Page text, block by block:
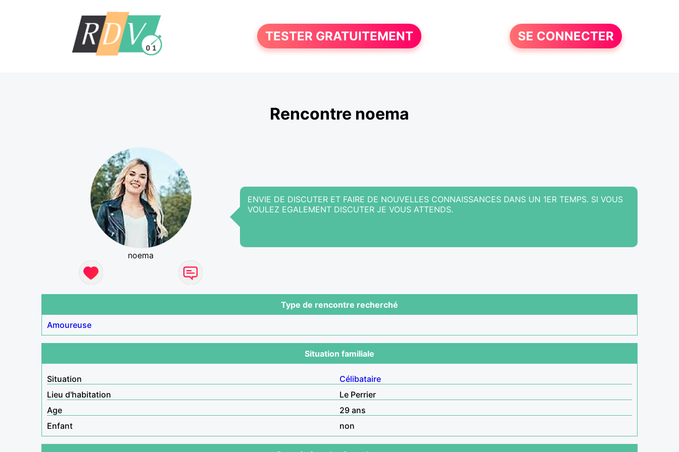
TESTER GRATUITEMENT SE CONNECTER
Rencontre noema
noema
ENVIE DE DISCUTER ET FAIRE DE NOUVELLES CONNAISSANCES DANS UN 1ER TEMPS. SI VOUS
VOULEZ EGALEMENT DISCUTER JE VOUS ATTENDS.
Type de rencontre recherché
Amoureuse
Situation familiale
Situation
Célibataire
Lieu d'habitation
Le Perrier
Age
29 ans
Enfant
non